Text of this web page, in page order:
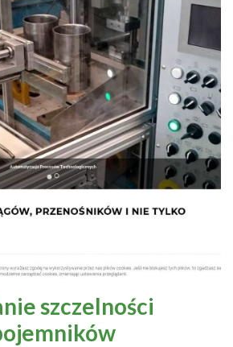
szczelności